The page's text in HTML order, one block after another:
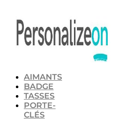
contenu
AIMANTS
BADGE
TASSES
PORTE-
CLÉS